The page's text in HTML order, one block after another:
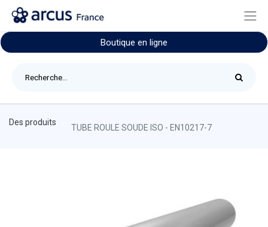
Boutique en ligne
Des produits
TUBE ROULE SOUDE ISO - EN10217-7